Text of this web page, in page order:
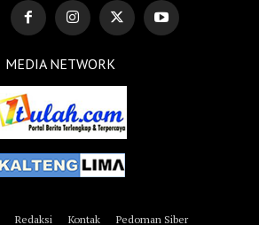
MEDIA NETWORK
Redaksi Kontak Pedoman Siber